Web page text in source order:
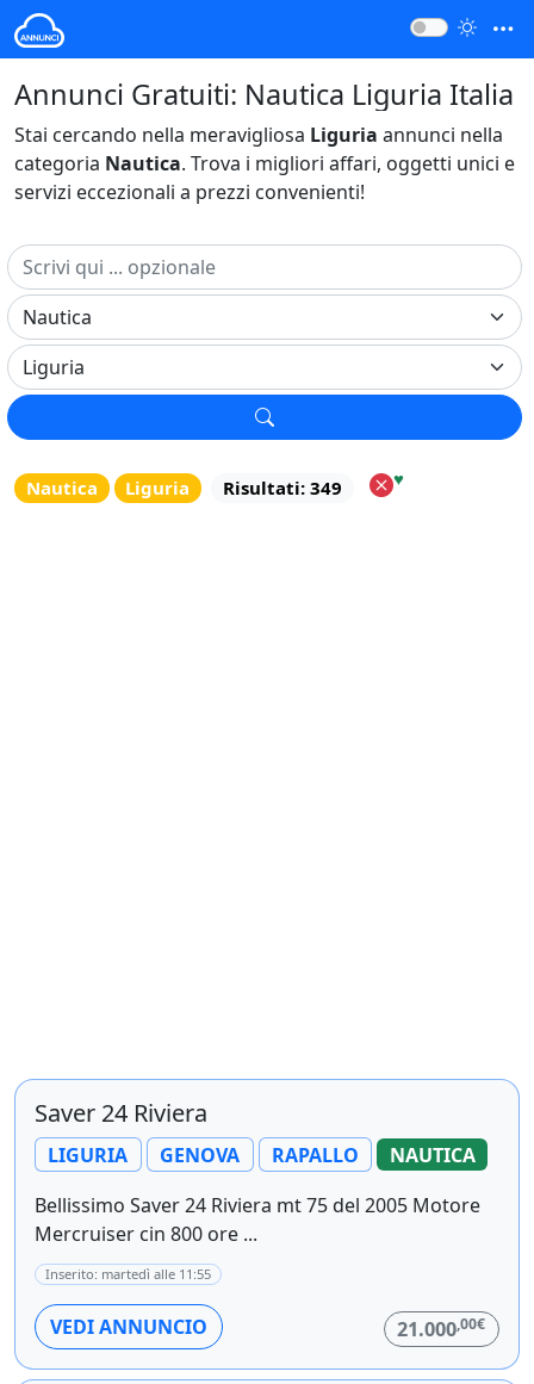
Annunci Gratuiti: Nautica Liguria Italia
Stai cercando nella meravigliosa Liguria annunci nella
categoria Nautica. Trova i migliori affari, oggetti unici e
servizi eccezionali a prezzi convenienti!
Nautica Liguria Risultati: 349 ♥
Saver 24 Riviera
LIGURIA GENOVA RAPALLO
NAUTICA
Bellissimo Saver 24 Riviera mt 75 del 2005 Motore
Mercruiser cin 800 ore ...
Inserito: martedì alle 11:55
VEDI ANNUNCIO 21.000,00€